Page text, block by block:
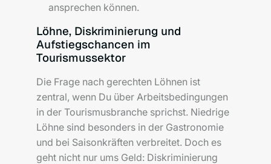
ansprechen können.
Löhne, Diskriminierung und
Aufstiegschancen im
Tourismussektor
Die Frage nach gerechten Löhnen ist
zentral, wenn Du über Arbeitsbedingungen
in der Tourismusbranche sprichst. Niedrige
Löhne sind besonders in der Gastronomie
und bei Saisonkräften verbreitet. Doch es
geht nicht nur ums Geld: Diskriminierung